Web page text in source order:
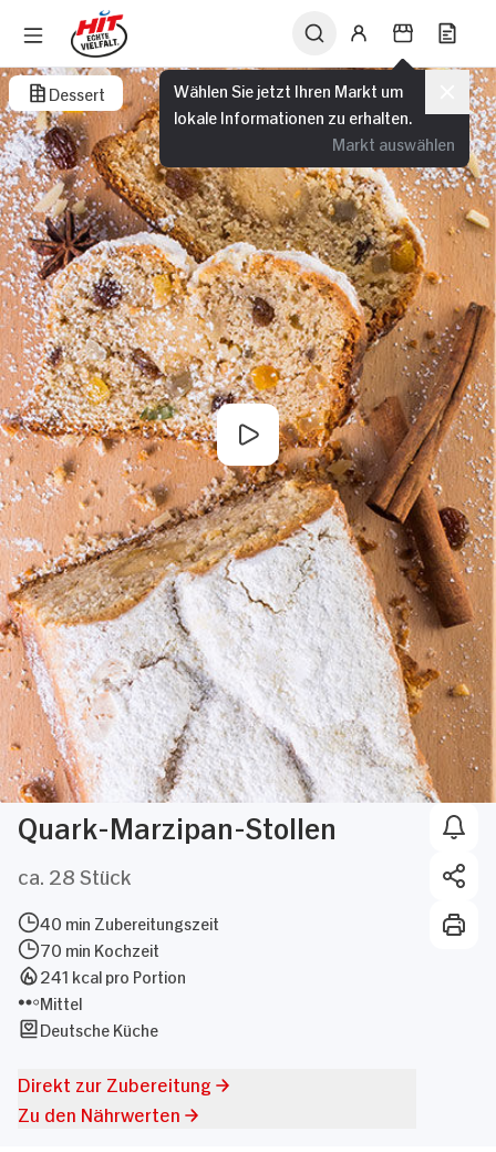
Wählen Sie jetzt Ihren Markt um
lokale Informationen zu erhalten.
Markt auswählen
Dessert
Quark-Marzipan-Stollen
ca. 28 Stück
40 min Zubereitungszeit
70 min Kochzeit
241 kcal pro Portion
Mittel
Deutsche Küche
Direkt zur Zubereitung
Zu den Nährwerten